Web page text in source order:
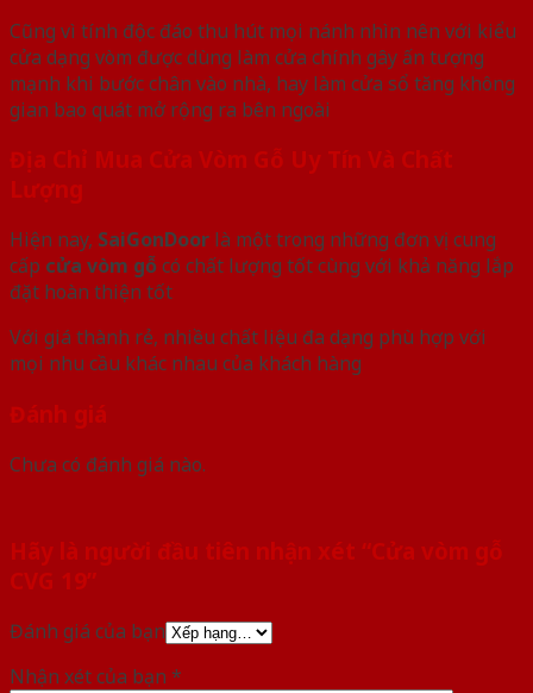
Cũng vì tính độc đáo thu hút mọi nánh nhìn nên với kiểu
cửa dạng vòm được dùng làm cửa chính gây ấn tượng
mạnh khi bước chân vào nhà, hay làm cửa sổ tăng không
gian bao quát mở rộng ra bên ngoài
Địa Chỉ Mua Cửa Vòm Gỗ Uy Tín Và Chất
Lượng
Hiện nay, SaiGonDoor là một trong những đơn vị cung
cấp cửa vòm gỗ có chất lượng tốt cùng với khả năng lắp
đặt hoàn thiện tốt
Với giá thành rẻ, nhiều chất liệu đa dạng phù hợp với
mọi nhu cầu khác nhau của khách hàng
Đánh giá
Chưa có đánh giá nào.
Hãy là người đầu tiên nhận xét “Cửa vòm gỗ
CVG 19”
Đánh giá của bạn
Nhận xét của bạn *